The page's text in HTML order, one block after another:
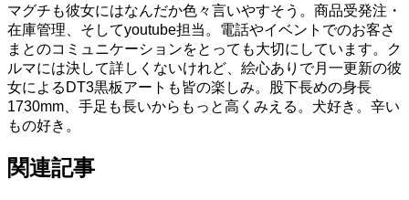
マグチも彼女にはなんだか色々言いやすそう。商品受発注・
在庫管理、そしてyoutube担当。電話やイベントでのお客さ
まとのコミュニケーションをとっても大切にしています。ク
ルマには決して詳しくないけれど、絵心ありで月一更新の彼
女によるDT3黒板アートも皆の楽しみ。股下長めの身長
1730mm、手足も長いからもっと高くみえる。犬好き。辛い
もの好き。
関連記事